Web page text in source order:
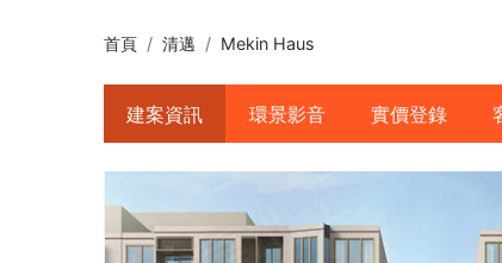
首頁 清邁 Mekin Haus
建案資訊 環景影音 實價登錄